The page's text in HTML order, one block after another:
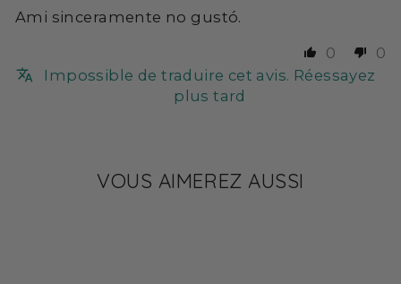
Ami sinceramente no gustó.
0
0
Impossible de traduire cet avis. Réessayez
plus tard
VOUS AIMEREZ AUSSI